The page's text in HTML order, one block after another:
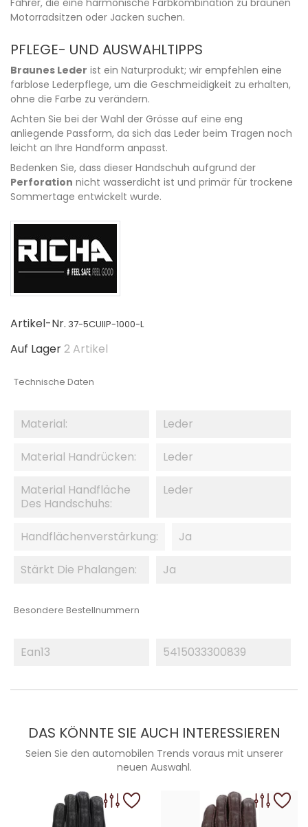
Fahrer, die eine harmonische Farbkombination zu braunen
Motorradsitzen oder Jacken suchen.
PFLEGE- UND AUSWAHLTIPPS
Braunes Leder ist ein Naturprodukt; wir empfehlen eine
farblose Lederpflege, um die Geschmeidigkeit zu erhalten,
ohne die Farbe zu verändern.
Achten Sie bei der Wahl der Grösse auf eine eng
anliegende Passform, da sich das Leder beim Tragen noch
leicht an Ihre Handform anpasst.
Bedenken Sie, dass dieser Handschuh aufgrund der
Perforation nicht wasserdicht ist und primär für trockene
Sommertage entwickelt wurde.
Artikel-Nr. 37-5CUIIP-1000-L
Auf Lager2 Artikel
Technische Daten
Material: Leder
Material Handrücken: Leder
Material Handfläche
Des Handschuhs:
Leder
Handflächenverstärkung: Ja
Stärkt Die Phalangen: Ja
Besondere Bestellnummern
Ean13 5415033300839
DAS KÖNNTE SIE AUCH INTERESSIEREN
Seien Sie den automobilen Trends voraus mit unserer
neuen Auswahl.